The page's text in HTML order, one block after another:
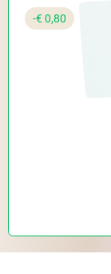
-€ 0,80